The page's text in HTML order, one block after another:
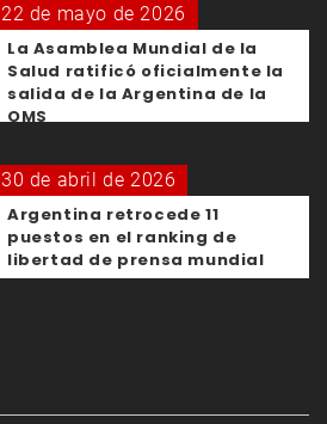
22 de mayo de 2026
La Asamblea Mundial de la
Salud ratificó oficialmente la
salida de la Argentina de la
OMS
30 de abril de 2026
Argentina retrocede 11
puestos en el ranking de
libertad de prensa mundial